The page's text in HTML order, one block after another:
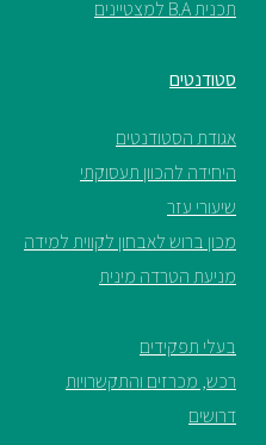
תכנית B.A למצטיינים
סטודנטים
אגודת הסטודנטים
היחידה להכוון תעסוקתי
שיעורי עזר
מכון ברוש לאבחון לקווית למידה
מניעת הטרדה מינית
בעלי תפקידים
רכש, מכרזים והתקשרויות
דרושים